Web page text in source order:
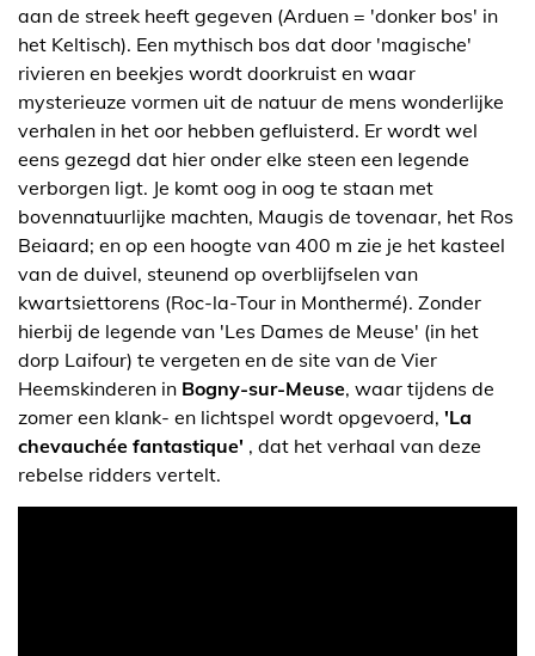
aan de streek heeft gegeven (Arduen = 'donker bos' in
het Keltisch). Een mythisch bos dat door 'magische'
rivieren en beekjes wordt doorkruist en waar
mysterieuze vormen uit de natuur de mens wonderlijke
verhalen in het oor hebben gefluisterd. Er wordt wel
eens gezegd dat hier onder elke steen een legende
verborgen ligt. Je komt oog in oog te staan met
bovennatuurlijke machten, Maugis de tovenaar, het Ros
Beiaard; en op een hoogte van 400 m zie je het kasteel
van de duivel, steunend op overblijfselen van
kwartsiettorens (Roc-la-Tour in Monthermé). Zonder
hierbij de legende van 'Les Dames de Meuse' (in het
dorp Laifour) te vergeten en de site van de Vier
Heemskinderen in Bogny-sur-Meuse, waar tijdens de
zomer een klank- en lichtspel wordt opgevoerd, 'La
chevauchée fantastique' , dat het verhaal van deze
rebelse ridders vertelt.